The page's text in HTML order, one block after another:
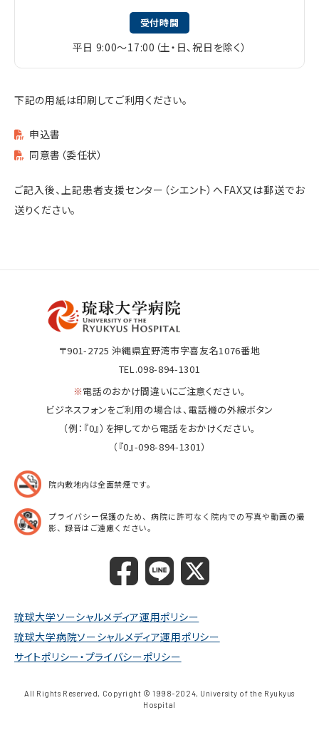
受付時間
平日 9:00～17:00（土・日、祝日を除く）
下記の用紙は印刷してご利用ください。
申込書
同意書（委任状）
ご記入後、上記患者支援センター（シエント）へFAX又は郵送でお
送りください。
〒901-2725 沖縄県宜野湾市字喜友名1076番地
TEL.098-894-1301
※電話のおかけ間違いにご注意ください。
ビジネスフォンをご利用の場合は、電話機の外線ボタン
（例：『0』）を押してから電話をおかけください。
（『0』-098-894-1301）
院内敷地内は全面禁煙です。
プライバシー保護のため、病院に許可なく院内での写真や動画の撮
影、録音はご遠慮ください。
琉球大学ソーシャルメディア運用ポリシー
琉球大学病院ソーシャルメディア運用ポリシー
サイトポリシー・プライバシーポリシー
All Rights Reserved, Copyright © 1998-2024, University of the Ryukyus
Hospital